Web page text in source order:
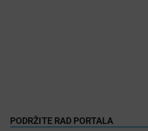
PODRŽITE RAD PORTALA